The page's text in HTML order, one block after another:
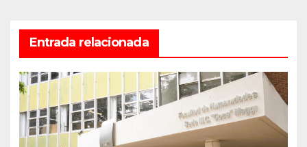
Entrada relacionada